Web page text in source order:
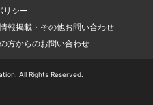
リシー
報掲載・その他お問い合わせ
方からのお問い合わせ
All Rights Reserved.